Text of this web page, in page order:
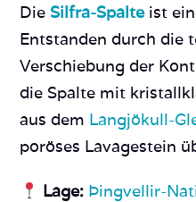
Die Silfra-Spalteist ein
Entstanden durch die
Verschiebung der
die Spalte mit
aus dem Langjökull-
poröses Lavagestein
Lage: Þingvellir-